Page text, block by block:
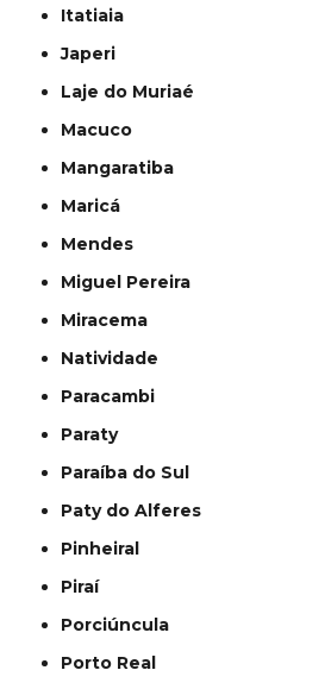
Itatiaia
Japeri
Laje do Muriaé
Macuco
Mangaratiba
Maricá
Mendes
Miguel Pereira
Miracema
Natividade
Paracambi
Paraty
Paraíba do Sul
Paty do Alferes
Pinheiral
Piraí
Porciúncula
Porto Real